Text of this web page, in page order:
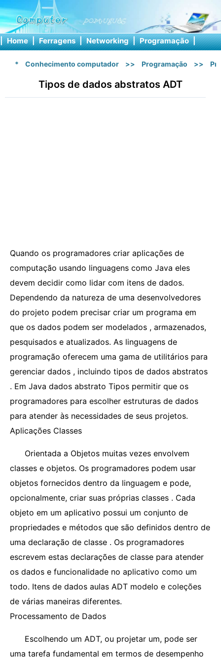
| Home | Ferragens | Networking | Programação |
* Conhecimento computador >> Programação >>
Tipos de dados abstratos ADT
Quando os programadores criar aplicações de
computação usando linguagens como Java eles
devem decidir como lidar com itens de dados.
Dependendo da natureza de uma desenvolvedores
do projeto podem precisar criar um programa em
que os dados podem ser modelados , armazenados,
pesquisados ​​e atualizados. As linguagens de
programação oferecem uma gama de utilitários para
gerenciar dados , incluindo tipos de dados abstratos
. Em Java dados abstrato Tipos permitir que os
programadores para escolher estruturas de dados
para atender às necessidades de seus projetos.
Aplicações Classes
Orientada a Objetos muitas vezes envolvem
classes e objetos. Os programadores podem usar
objetos fornecidos dentro da linguagem e pode,
opcionalmente, criar suas próprias classes . Cada
objeto em um aplicativo possui um conjunto de
propriedades e métodos que são definidos dentro de
uma declaração de classe . Os programadores
escrevem estas declarações de classe para atender
os dados e funcionalidade no aplicativo como um
todo. Itens de dados aulas ADT modelo e coleções
de várias maneiras diferentes.
Processamento de Dados
Escolhendo um ADT, ou projetar um, pode ser
uma tarefa fundamental em termos de desempenho